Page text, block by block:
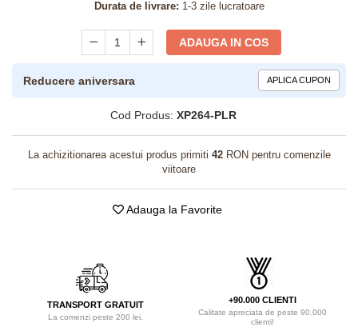
Durata de livrare: 1-3 zile lucratoare
ADAUGA IN COS
Reducere aniversara APLICA CUPON
Cod Produs: XP264-PLR
La achizitionarea acestui produs primiti 42RON pentru comenzile
viitoare
Adauga la Favorite
TRANSPORT GRATUIT
La comenzi peste 200 lei.
+90.000 CLIENTI
Calitate apreciata de peste 90.000
clienti!